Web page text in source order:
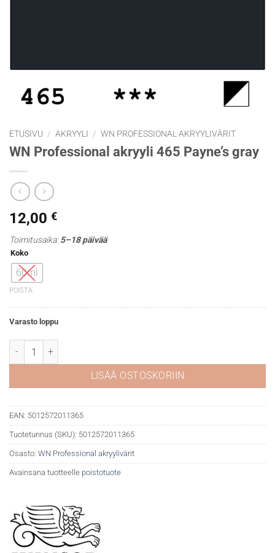
ETUSIVU / AKRYYLI / WN PROFESSIONAL AKRYYLIVÄRIT
WN Professional akryyli 465 Payne’s gray
12,00 €
Toimitusaika:5–18 päivää
Koko
60ml
POISTA
Varasto loppu
WN Professional akryyli 465 Payne's gray määrä
LISÄÄ OSTOSKORIIN
EAN: 5012572011365
Tuotetunnus (SKU): 5012572011365
Osasto: WN Professional akryylivärit
Avainsana tuotteelle poistotuote